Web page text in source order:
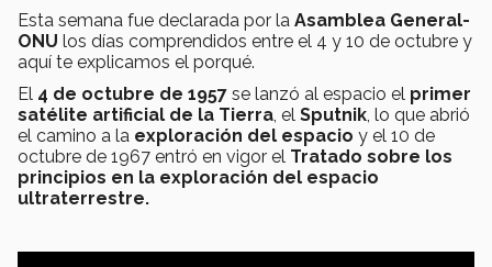
Esta semana fue declarada por la Asamblea General-
ONU los días comprendidos entre el 4 y 10 de octubre y
aquí te explicamos el porqué.
El 4 de octubre de 1957 se lanzó al espacio el primer
satélite artificial de la Tierra , el Sputnik , lo que abrió
el camino a la exploración del espacio y el 10 de
octubre de 1967 entró en vigor el Tratado sobre los
principios en la exploración del espacio
ultraterrestre.